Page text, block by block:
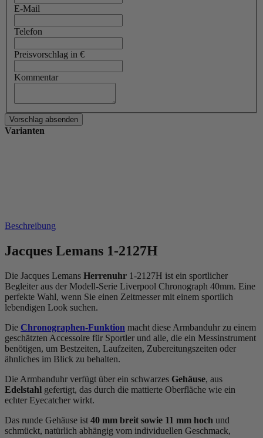
E-Mail
Telefon
Preisvorschlag in €
Kommentar
Varianten
Beschreibung
Jacques Lemans 1-2127H
Die Jacques Lemans Herrenuhr 1-2127H ist ein sportlicher
Begleiter aus der Modell-Serie Liverpool Chronograph 40mm. Eine
perfekte Wahl, wenn Sie einen Zeitmesser mit einem sportlich
lebendigen Look suchen.
Die Chronographen-Funktion macht diese Armbanduhr zu einem
geschätzten Accessoire für Sportler und alle, die ein Messinstrument
benötigen, um Bestzeiten, Laufzeiten, Zubereitungszeiten oder
ähnliches im Blick zu behalten.
Die Armbanduhr verfügt über ein schwarzes Gehäuse, aus
Edelstahl gefertigt, das durch die mattierte Oberfläche wie ein
echter Eyecatcher wirkt.
Das runde Gehäuse ist 40 mm breit sowie 11 mm hoch und
schmückt, natürlich abhängig vom individuellen Geschmack,